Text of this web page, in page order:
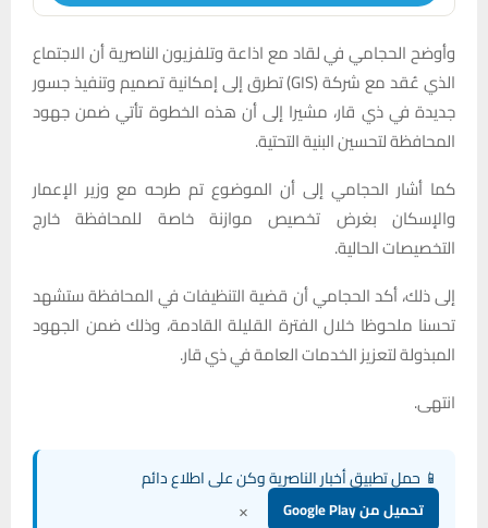
وأوضح الحجامي في لقاد مع اذاعة وتلفزيون الناصرية أن الاجتماع
الذي عُقد مع شركة (GIS) تطرق إلى إمكانية تصميم وتنفيذ جسور
جديدة في ذي قار، مشيرا إلى أن هذه الخطوة تأتي ضمن جهود
المحافظة لتحسين البنية التحتية.
كما أشار الحجامي إلى أن الموضوع تم طرحه مع وزير الإعمار
والإسكان بغرض تخصيص موازنة خاصة للمحافظة خارج
التخصيصات الحالية.
إلى ذلك، أكد الحجامي أن قضية التنظيفات في المحافظة ستشهد
تحسنا ملحوظا خلال الفترة القليلة القادمة، وذلك ضمن الجهود
المبذولة لتعزيز الخدمات العامة في ذي قار.
انتهى.
📱 حمل تطبيق أخبار الناصرية وكن على اطلاع دائم
تحميل من Google Play ×